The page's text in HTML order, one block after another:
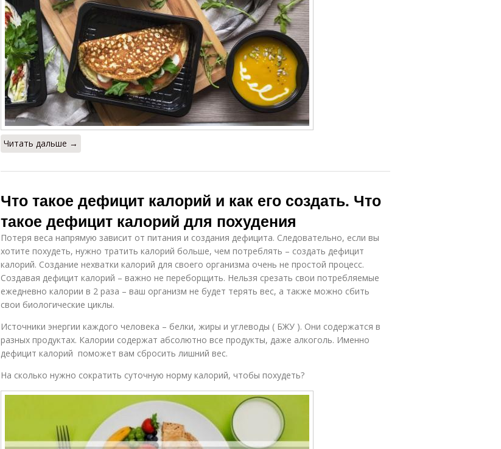
Читать дальше →
Что такое дефицит калорий и как его создать. Что
такое дефицит калорий для похудения
Потеря веса напрямую зависит от питания и создания дефицита. Следовательно, если вы
хотите похудеть, нужно тратить калорий больше, чем потреблять – создать дефицит
калорий. Создание нехватки калорий для своего организма очень не простой процесс.
Создавая дефицит калорий – важно не переборщить. Нельзя срезать свои потребляемые
ежедневно калории в 2 раза – ваш организм не будет терять вес, а также можно сбить
свои биологические циклы.
Источники энергии каждого человека – белки, жиры и углеводы ( БЖУ ). Они содержатся в
разных продуктах. Калории содержат абсолютно все продукты, даже алкоголь. Именно
дефицит калорий поможет вам сбросить лишний вес.
На сколько нужно сократить суточную норму калорий, чтобы похудеть?